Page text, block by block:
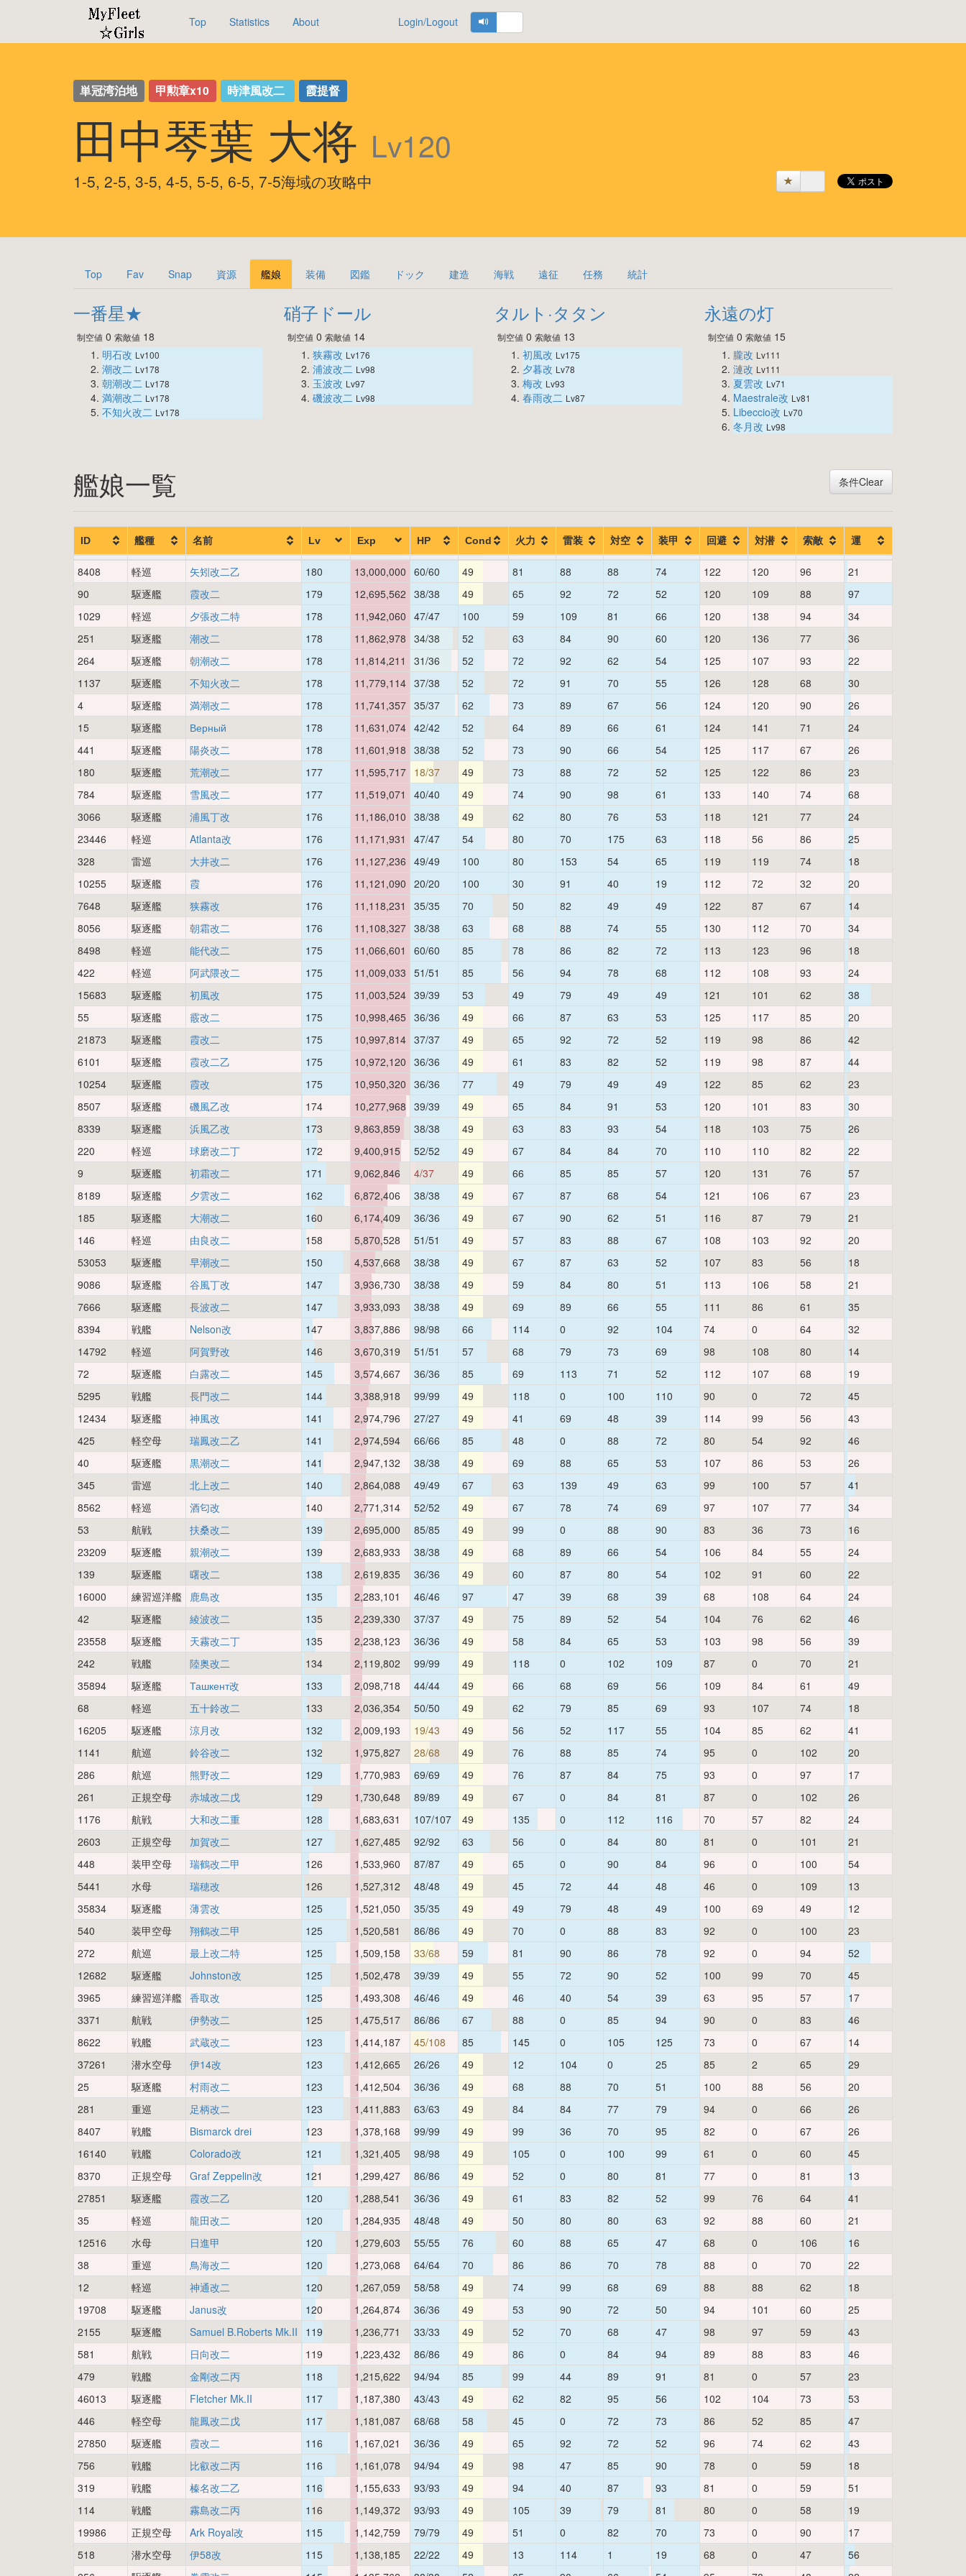
Top Statistics About Login/Logout
単冠湾泊地 甲勲章x10 時津風改二 霞提督
田中琴葉 大将 Lv120
1-5, 2-5, 3-5, 4-5, 5-5, 6-5, 7-5海域の攻略中
Top Fav Snap 資源 艦娘 装備 図鑑 ドック 建造 海戦 遠征 任務 統計
一番星★
制空値 0 索敵値 18
明石改 Lv100
潮改二 Lv178
朝潮改二 Lv178
満潮改二 Lv178
不知火改二 Lv178
硝子ドール
制空値0 索敵値14
狭霧改 Lv176
浦波改二 Lv98
玉波改 Lv97
磯波改二 Lv98
タルト·タタン
制空値 0 索敵値 13
初風改 Lv175
夕暮改 Lv78
梅改 Lv93
春雨改二 Lv87
永遠の灯
制空値0 索敵値15
朧改 Lv111
漣改 Lv111
夏雲改 Lv71
Maestrale改 Lv81
Libeccio改 Lv70
冬月改 Lv98
条件Clear
艦娘一覧
ID 艦種 名前 Lv Exp HP Cond 火力 雷装 対空 装甲 回避 対潜 索敵 運
8408 軽巡 矢矧改二乙 180 13,000,000 60/60 49 81 88 88 74 122 120 96
21
90
駆逐艦 霞改二 179 12,695,562 38/38 49 65 92 72 52 120 109 88
97
1029
軽巡 夕張改二特 178 11,942,060 47/47 100 59 109 81 66 120 138 94
34
251
駆逐艦 潮改二 178 11,862,978 34/38 52 63 84 90 60 120 136 77
36
264
駆逐艦 朝潮改二 178 11,814,211 31/36 52 72 92 62 54 125 107 93
22
1137
駆逐艦 不知火改二 178 11,779,114 37/38 52 72 91 70 55 126 128 68
30
4
駆逐艦 満潮改二 178 11,741,357 35/37 62 73 89 67 56 124 120 90
26
15
駆逐艦 Верный 178 11,631,074 42/42 52 64 89 66 61 124 141 71
24
441
駆逐艦 陽炎改二 178 11,601,918 38/38 52 73 90 66 54 125 117 67
26
180
駆逐艦 荒潮改二 177 11,595,717 18/37 49 73 88 72 52 125 122 86
23
784
駆逐艦 雪風改二 177 11,519,071 40/40 49 74 90 98 61 133 140 74
68
3066
駆逐艦 浦風丁改 176 11,186,010 38/38 49 62 80 76 53 118 121 77
24
23446
軽巡 Atlanta改 176 11,171,931 47/47 54 80 70 175 63 118 56 86
25
328
雷巡 大井改二 176 11,127,236 49/49 100 80 153 54 65 119 119 74
18
10255
駆逐艦 霞 176 11,121,090 20/20 100 30 91 40 19 112 72 32
20
7648
駆逐艦 狭霧改 176 11,118,231 35/35 70 50 82 49 49 122 87 67
14
8056
駆逐艦 朝霜改二 176 11,108,327 38/38 63 68 88 74 55 130 112 70
34
8498
軽巡 能代改二 175 11,066,601 60/60 85 78 86 82 72 113 123 96
18
422
軽巡 阿武隈改二 175 11,009,033 51/51 85 56 94 78 68 112 108 93
24
15683
駆逐艦 初風改 175 11,003,524 39/39 53 49 79 49 49 121 101 62
38
55
駆逐艦 霰改二 175 10,998,465 36/36 49 66 87 63 53 125 117 85
20
21873
駆逐艦 霞改二 175 10,997,814 37/37 49 65 92 72 52 119 98 86
42
6101
駆逐艦 霞改二乙 175 10,972,120 36/36 49 61 83 82 52 119 98 87
44
10254
駆逐艦 霞改 175 10,950,320 36/36 77 49 79 49 49 122 85 62
23
8507
駆逐艦 磯風乙改 174 10,277,968 39/39 49 65 84 91 53 120 101 83
30
8339
駆逐艦 浜風乙改 173 9,863,859 38/38 49 63 83 93 54 118 103 75
26
220
軽巡 球磨改二丁 172 9,400,915 52/52 49 67 84 84 70 110 110 82
22
9
駆逐艦 初霜改二 171 9,062,846 4/37 49 66 85 85 57 120 131 76
57
8189
駆逐艦 夕雲改二 162 6,872,406 38/38 49 67 87 68 54 121 106 67
23
185
駆逐艦 大潮改二 160 6,174,409 36/36 49 67 90 62 51 116 87 79
21
146
軽巡 由良改二 158 5,870,528 51/51 49 57 83 88 67 108 103 92
20
53053
駆逐艦 早潮改二 150 4,537,668 38/38 49 67 87 63 52 107 83 56
18
9086
駆逐艦 谷風丁改 147 3,936,730 38/38 49 59 84 80 51 113 106 58
21
7666
駆逐艦 長波改二 147 3,933,093 38/38 49 69 89 66 55 111 86 61
35
8394
戦艦 Nelson改 147 3,837,886 98/98 66 114 0 92 104 74 0 64
32
14792
軽巡 阿賀野改 146 3,670,319 51/51 57 68 79 73 69 98 108 80
14
72
駆逐艦 白露改二 145 3,574,667 36/36 85 69 113 71 52 112 107 68
19
5295
戦艦 長門改二 144 3,388,918 99/99 49 118 0 100 110 90 0 72
45
12434
駆逐艦 神風改 141 2,974,796 27/27 49 41 69 48 39 114 99 56
43
425
軽空母 瑞鳳改二乙 141 2,974,594 66/66 85 48 0 88 72 80 54 92
46
40
駆逐艦 黒潮改二 141 2,947,132 38/38 49 69 88 65 53 107 86 53
26
345
雷巡 北上改二 140 2,864,088 49/49 67 63 139 49 63 99 100 57
41
8562
軽巡 酒匂改 140 2,771,314 52/52 49 67 78 74 69 97 107 77
34
53
航戦 扶桑改二 139 2,695,000 85/85 49 99 0 88 90 83 36 73
16
23209
駆逐艦 親潮改二 139 2,683,933 38/38 49 68 89 66 54 106 84 55
24
139
駆逐艦 曙改二 138 2,619,835 36/36 49 60 87 80 54 102 91 60
22
16000
練習巡洋艦 鹿島改 135 2,283,101 46/46 97 47 39 68 39 68 108 64
24
42
駆逐艦 綾波改二 135 2,239,330 37/37 49 75 89 52 54 104 76 62
46
23558
駆逐艦 天霧改二丁 135 2,238,123 36/36 49 58 84 65 53 103 98 56
39
242
戦艦 陸奥改二 134 2,119,802 99/99 49 118 0 102 109 87 0 70
21
35894
駆逐艦 Ташкент改 133 2,098,718 44/44 49 66 68 69 56 109 84 61
49
68
軽巡 五十鈴改二 133 2,036,354 50/50 49 62 79 85 69 93 107 74
18
16205
駆逐艦 涼月改 132 2,009,193 19/43 49 56 52 117 55 104 85 62
41
1141
航巡 鈴谷改二 132 1,975,827 28/68 49 76 88 85 74 95 0 102
20
286
航巡 熊野改二 129 1,770,983 69/69 49 76 87 84 75 93 0 97
17
261
正規空母 赤城改二戊 129 1,730,648 89/89 49 67 0 84 81 87 0 102
26
1176
航戦 大和改二重 128 1,683,631 107/107 49 135 0 112 116 70 57 82
24
2603
正規空母 加賀改二 127 1,627,485 92/92 63 56 0 84 80 81 0 101
21
448
装甲空母 瑞鶴改二甲 126 1,533,960 87/87 49 65 0 90 84 96 0 100
54
5441
水母 瑞穂改 126 1,527,312 48/48 49 45 72 44 48 46 0 109
13
35834
駆逐艦 薄雲改 125 1,521,050 35/35 49 49 79 48 49 100 69 49
12
540
装甲空母 翔鶴改二甲 125 1,520,581 86/86 49 70 0 88 83 92 0 100
23
272
航巡 最上改二特 125 1,509,158 33/68 59 81 90 86 78 92 0 94
52
12682
駆逐艦 Johnston改 125 1,502,478 39/39 49 55 72 90 52 100 99 70
45
3965
練習巡洋艦 香取改 125 1,493,308 46/46 49 46 40 54 39 63 95 57
17
3371
航戦 伊勢改二 125 1,475,517 86/86 67 88 0 85 94 90 0 83
46
8622
戦艦 武蔵改二 123 1,414,187 45/108 85 145 0 105 125 73 0 67
14
37261
潜水空母 伊14改 123 1,412,665 26/26 49 12 104 0 25 85 2 65
29
25
駆逐艦 村雨改二 123 1,412,504 36/36 49 68 88 70 51 100 88 56
20
281
重巡 足柄改二 123 1,411,883 63/63 49 84 84 77 79 94 0 66
26
8407
戦艦 Bismarck drei 123 1,378,168 99/99 49 99 36 70 95 82 0 67
26
16140
戦艦 Colorado改 121 1,321,405 98/98 49 105 0 100 99 61 0 60
45
8370
正規空母 Graf Zeppelin改 121 1,299,427 86/86 49 52 0 80 81 77 0 81
13
27851
駆逐艦 霞改二乙 120 1,288,541 36/36 49 61 83 82 52 99 76 64
41
35
軽巡 龍田改二 120 1,284,935 48/48 49 50 80 80 63 92 88 60
21
12516
水母 日進甲 120 1,279,603 55/55 76 60 88 65 47 68 0 106
16
38
重巡 鳥海改二 120 1,273,068 64/64 70 86 86 70 78 88 0 70
22
12
軽巡 神通改二 120 1,267,059 58/58 49 74 99 68 69 88 88 62
18
19708
駆逐艦 Janus改 120 1,264,874 36/36 49 53 90 72 50 94 101 60
25
2155
駆逐艦 Samuel B.Roberts Mk.II 119 1,236,771 33/33 49 52 70 68 47 98 97 59
43
581
航戦 日向改二 119 1,223,432 86/86 49 86 0 84 94 89 88 83
46
479
戦艦 金剛改二丙 118 1,215,622 94/94 85 99 44 89 91 81 0 57
23
46013
駆逐艦 Fletcher Mk.II 117 1,187,380 43/43 49 62 82 95 56 102 104 73
53
446
軽空母 龍鳳改二戊 117 1,181,087 68/68 58 45 0 72 73 86 52 85
47
27850
駆逐艦 霞改二 116 1,167,021 36/36 49 65 92 72 52 96 74 62
43
756
戦艦 比叡改二丙 116 1,161,078 94/94 49 98 47 85 90 78 0 59
18
319
戦艦 榛名改二乙 116 1,155,633 93/93 49 94 40 87 93 81 0 59
51
114
戦艦 霧島改二丙 116 1,149,372 93/93 49 105 39 79 81 80 0 58
19
19986
正規空母 Ark Royal改 115 1,142,759 79/79 49 51 0 82 70 73 0 90
17
518
潜水空母 伊58改 115 1,138,185 22/22 49 13 114 1 19 68 0 47
56